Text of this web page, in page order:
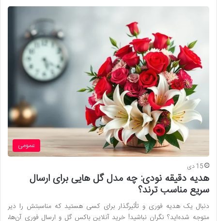
عمومی
15 دی
هدیه دقیقه نودی: چه مدل گل‌ هایی برای ارسال
سریع مناسب‌ ترند؟
دنبال یک هدیه فوری و تأثیرگذار برای کسی هستید که مناسبتش را دیر
متوجه شده‌اید؟ نگران نباشید! خرید آنلاین باکس گل و ارسال فوری آن‌ها،